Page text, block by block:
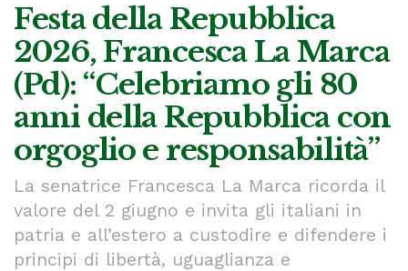
Festa della Repubblica
2026, Francesca La Marca
(Pd): “Celebriamo gli 80
anni della Repubblica con
orgoglio e responsabilità”
La senatrice Francesca La Marca ricorda il
valore del 2 giugno e invita gli italiani in
patria e all’estero a custodire e difendere i
principi di libertà, uguaglianza e